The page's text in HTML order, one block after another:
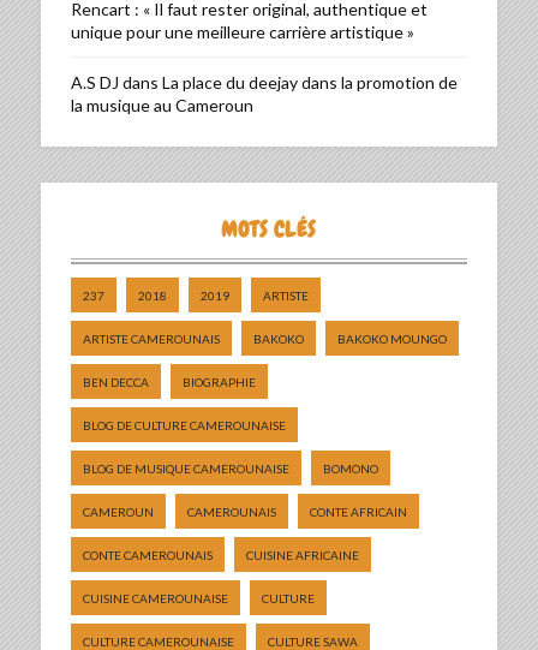
Rencart : « Il faut rester original, authentique et
unique pour une meilleure carrière artistique »
A.S DJ dans La place du deejay dans la promotion de
la musique au Cameroun
MOTS CLÉS
237 2018 2019 ARTISTE
ARTISTE CAMEROUNAIS BAKOKO BAKOKO MOUNGO
BEN DECCA BIOGRAPHIE
BLOG DE CULTURE CAMEROUNAISE
BLOG DE MUSIQUE CAMEROUNAISE BOMONO
CAMEROUN CAMEROUNAIS CONTE AFRICAIN
CONTE CAMEROUNAIS CUISINE AFRICAINE
CUISINE CAMEROUNAISE CULTURE
CULTURE CAMEROUNAISE CULTURE SAWA